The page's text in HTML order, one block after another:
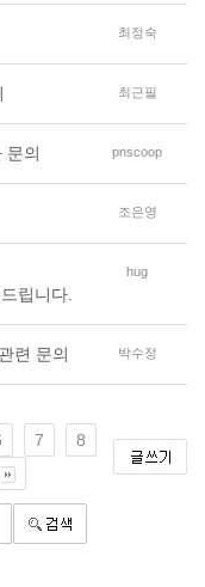
최정숙
최근필
문의 pnscoop
조은영
립니다.
hug
련 문의 박수정
7
8